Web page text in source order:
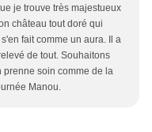
je trouve très majestueux
château tout doré qui
fait comme un aura. Il a
de tout. Souhaitons
soin comme de la
Manou.